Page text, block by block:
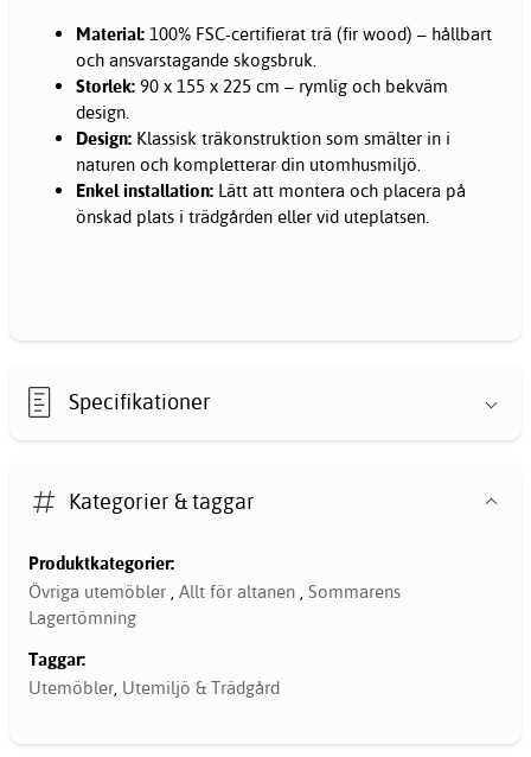
Material: 100% FSC-certifierat trä (fir wood) – hållbart
och ansvarstagande skogsbruk.
Storlek: 90 x 155 x 225 cm – rymlig och bekväm
design.
Design: Klassisk träkonstruktion som smälter in i
naturen och kompletterar din utomhusmiljö.
Enkel installation: Lätt att montera och placera på
önskad plats i trädgården eller vid uteplatsen.
Specifikationer
Kategorier & taggar
Produktkategorier:
Övriga utemöbler Allt för altanen Sommarens
Lagertömning
Taggar:
Utemöbler Utemiljö & Trädgård